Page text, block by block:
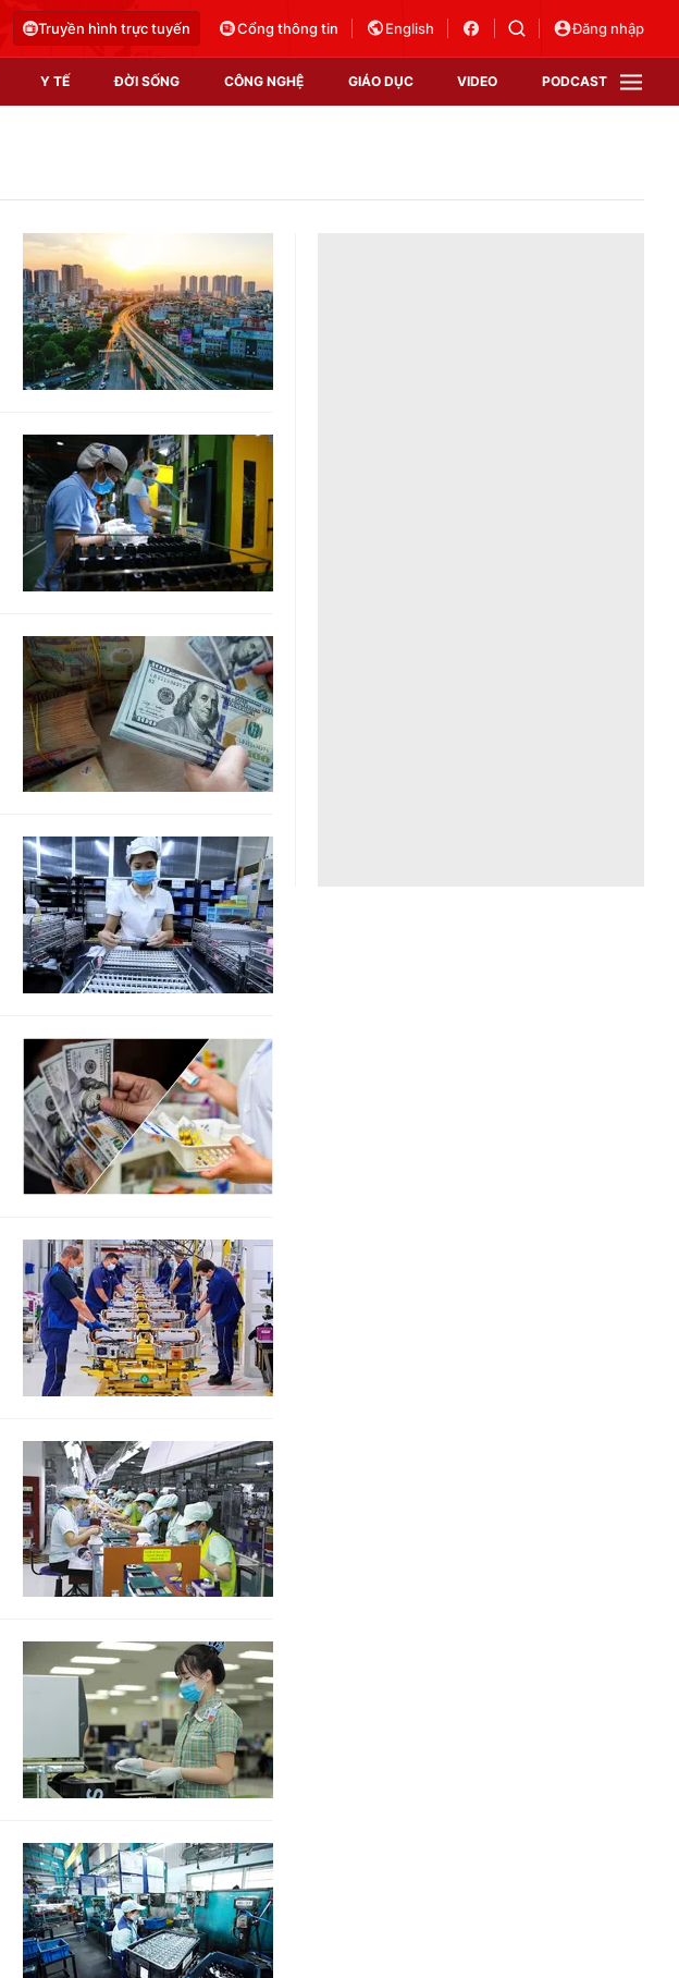
Truyền hình trực tuyến Cổng thông tin English Đăng nhập
Y TẾ ĐỜI SỐNG CÔNG NGHỆ GIÁO DỤC VIDEO PODCAST
Video
Shorts video
Podcast
EMagazine
Photo
Infographic
Góc ảnh
Công nghệ
Hitech Công nghệ tương lai
Sản phẩm
Thị trường
Tư vấn
VTV Sức khoẻ